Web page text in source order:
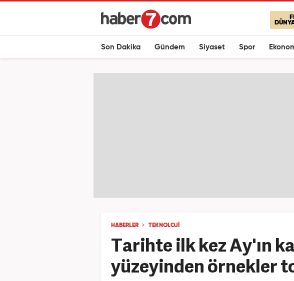
Son Dakika Gündem Siyaset Spor
HABERLER TEKNOLOJİ
Tarihte ilk kez Ay'ın
yüzeyinden örnekler